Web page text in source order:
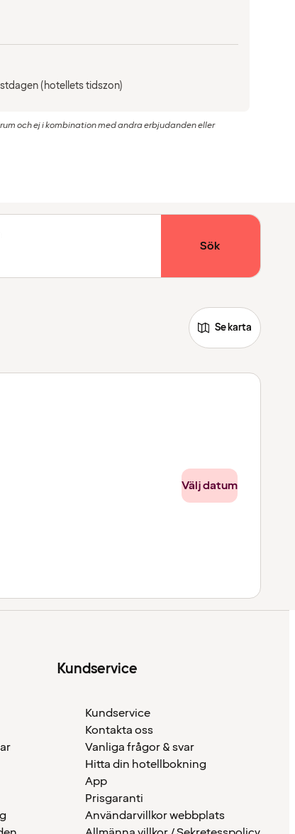
(hotellets tidszon)
och ej i kombination med andra erbjudanden eller
Sök
Se karta
Välj datum
Kundservice
Kundservice
Kontakta oss
Vanliga frågor & svar
Hitta din hotellbokning
App
Prisgaranti
Användarvillkor webbplats